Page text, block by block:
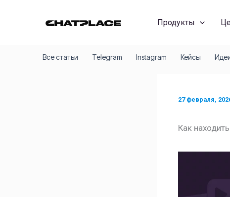
Продукты
Все статьи Telegram Instagram Кейсы
27 февраля,
Как